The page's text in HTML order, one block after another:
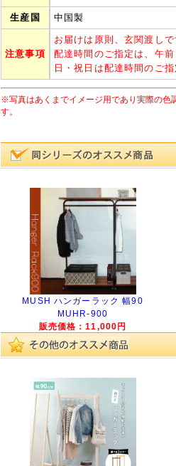
生産国 中国製
注意事項
お届けは原則、玄関渡し
配達時間のご指定は、午
日・祝日は配達時間のご
※写真はあくまでイメージ用であり実際の色
す。
MUSH ハンガーラック 幅90
MUHR-900
販売価格：11,000円